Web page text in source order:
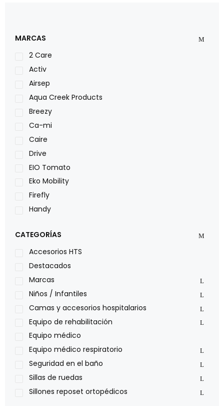
MARCAS
2 Care
Activ
Airsep
Aqua Creek Products
Breezy
Ca-mi
Caire
Drive
EIO Tomato
Eko Mobility
Firefly
Handy
Leggero
Lumex
Medical Store
Nidek
Oxiplus
Philips
Pride
Roho
Sillas de ruedas Everest Jennings
Stealth products
Xiehe Medical
CATEGORÍAS
Accesorios HTS
Destacados
Marcas
Niños / Infantiles
Camas y accesorios hospitalarios
Equipo de rehabilitación
Equipo médico
Equipo médico respiratorio
Seguridad en el baño
Sillas de ruedas
Sillones reposet ortopédicos